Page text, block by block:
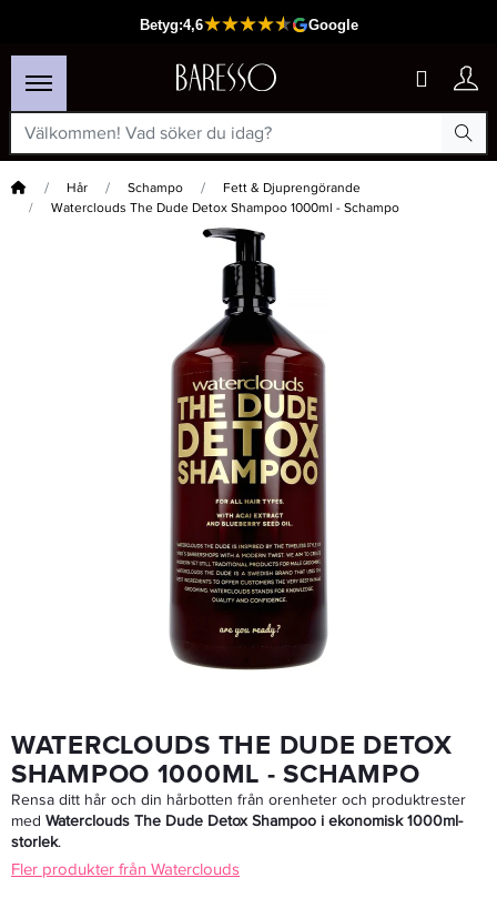
Hem Hår Schampo
Fett & Djuprengörande
Waterclouds The Dude Detox Shampoo 1000ml - Schampo
Passar din varukorg
Waterclouds Smooth Conditioner 1000ml - Balsam
599 kr 509,15 kr
LÄGG I VARUKORGEN
WATERCLOUDS THE DUDE DETOX
SHAMPOO 1000ML - SCHAMPO
Rensa ditt hår och din hårbotten från orenheter och produktrester
med Waterclouds The Dude Detox Shampoo i ekonomisk 1000ml-
storlek.
Fler produkter från Waterclouds